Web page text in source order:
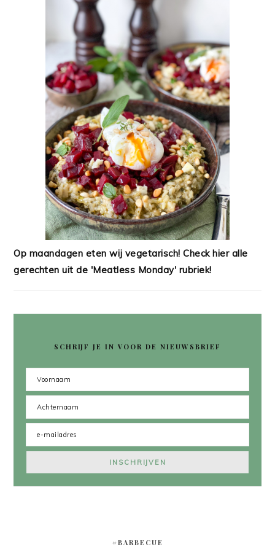
Op maandagen eten wij vegetarisch! Check hier alle
gerechten uit de 'Meatless Monday' rubriek!
SCHRIJF JE IN VOOR DE NIEUWSBRIEF
#BARBECUE